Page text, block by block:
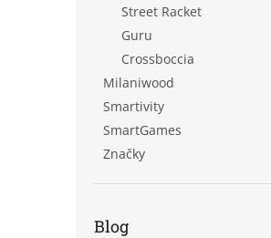
Street Racket
Guru
Crossboccia
Milaniwood
Smartivity
SmartGames
Značky
Blog